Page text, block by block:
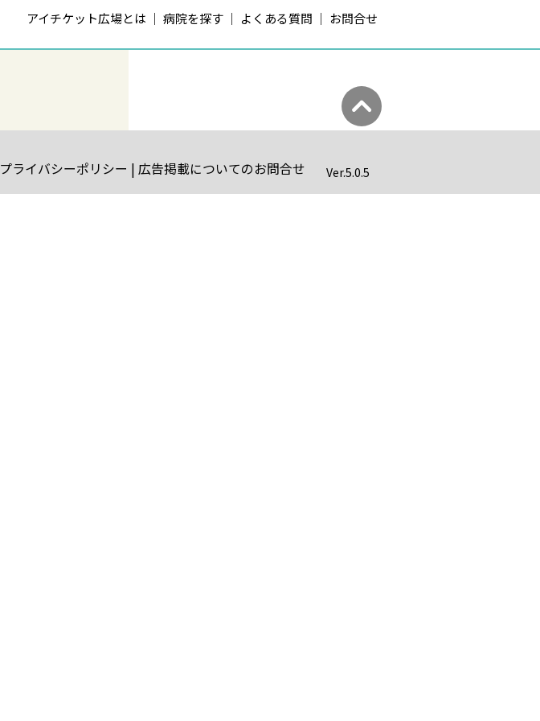
アイチケット広場とは 病院を探す よくある質問 お問合せ
プライバシーポリシー 広告掲載についてのお問合せ Ver.5.0.5